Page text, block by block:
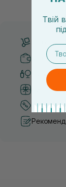
Тільки
Система
Кращі
Твій
email